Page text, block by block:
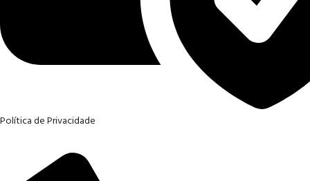
Política de Privacidade